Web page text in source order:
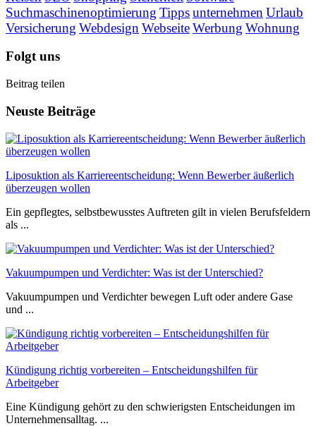
Suchmaschinenoptimierung Tippsunternehmen Urlaub
Versicherung Webdesign WebseiteWerbung Wohnung
Folgt uns
Beitrag teilen
Neuste Beiträge
Liposuktion als Karriereentscheidung: Wenn Bewerber äußerlich
überzeugen wollen
Ein gepflegtes, selbstbewusstes Auftreten gilt in vielen Berufsfeldern
als ...
Vakuumpumpen und Verdichter: Was ist der Unterschied?
Vakuumpumpen und Verdichter bewegen Luft oder andere Gase
und ...
Kündigung richtig vorbereiten – Entscheidungshilfen für
Arbeitgeber
Eine Kündigung gehört zu den schwierigsten Entscheidungen im
Unternehmensalltag. ...